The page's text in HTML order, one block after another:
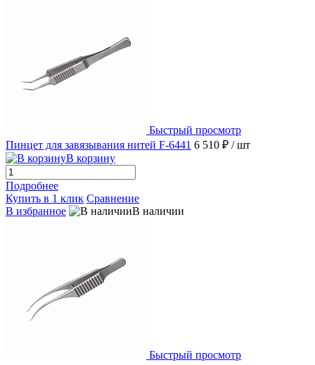
Быстрый просмотр
Пинцет для завязывания нитей F-6441 6 510 ₽ / шт
В корзину
Подробнее
Купить в 1 клик Сравнение
В избранное
В наличии
Быстрый просмотр